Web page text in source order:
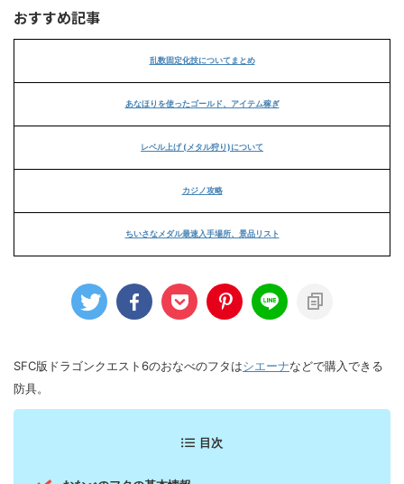
おすすめ記事
乱数固定化技についてまとめ
あなほりを使ったゴールド、アイテム稼ぎ
レベル上げ (メタル狩り)について
カジノ攻略
ちいさなメダル最速入手場所、景品リスト
SFC版ドラゴンクエスト6のおなべのフタはシエーナなどで購入できる
防具。
目次